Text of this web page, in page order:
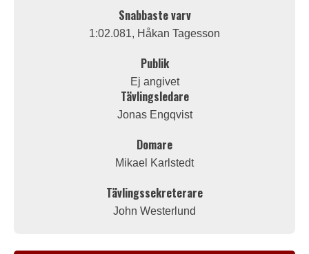
Snabbaste varv
1:02.081, Håkan Tagesson
Publik
Ej angivet
Tävlingsledare
Jonas Engqvist
Domare
Mikael Karlstedt
Tävlingssekreterare
John Westerlund